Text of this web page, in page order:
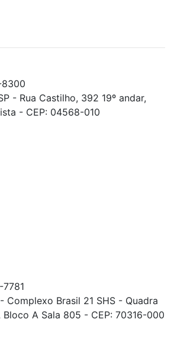
- Rua Castilho, 392 19º andar,
- CEP: 04568-010
Complexo Brasil 21 SHS - Quadra
A Sala 805 - CEP: 70316-000